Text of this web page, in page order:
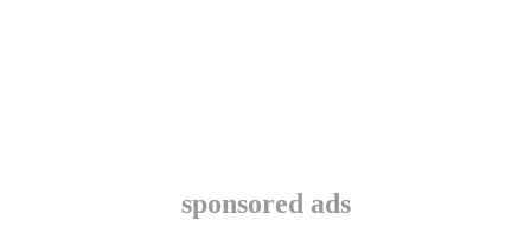
sponsored ads